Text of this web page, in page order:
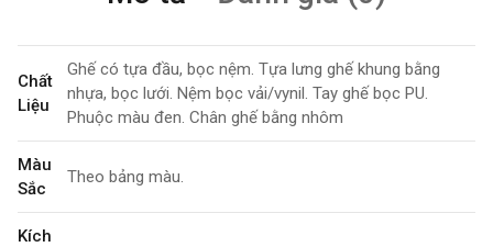
Chất
Liệu
Ghế có tựa đầu, bọc nệm. Tựa lưng ghế khung bằng
nhựa, bọc lưới. Nệm bọc vải/vynil. Tay ghế bọc PU.
Phuộc màu đen. Chân ghế bằng nhôm
Màu
Sắc
Theo bảng màu.
Kích